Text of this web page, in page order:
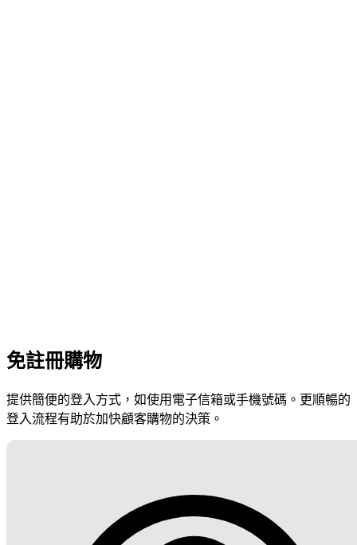
免註冊購物
提供簡便的登入方式，如使用電子信箱或手機號碼。更順暢的
登入流程有助於加快顧客購物的決策。